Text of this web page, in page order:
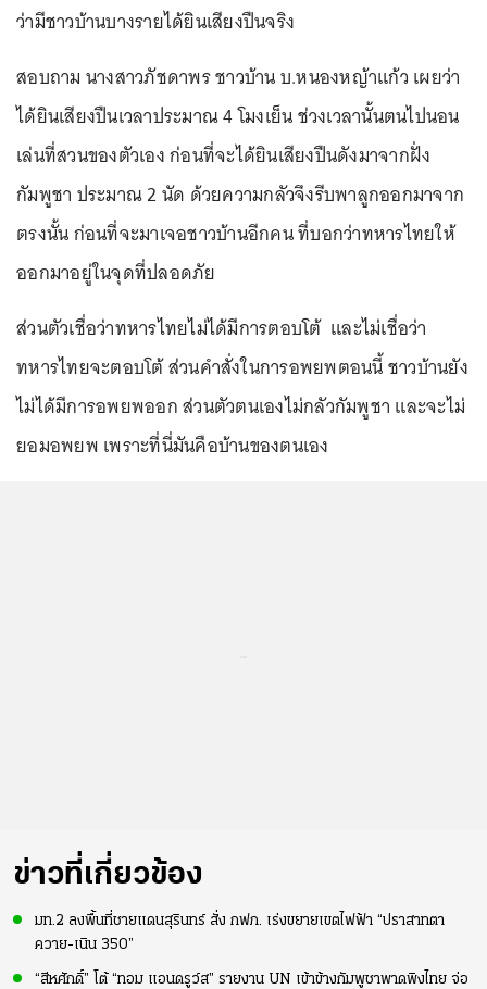
ว่ามีชาวบ้านบางรายได้ยินเสียงปืนจริง
สอบถาม นางสาวภัชดาพร ชาวบ้าน บ.หนองหญ้าแก้ว เผยว่า
ได้ยินเสียงปืนเวลาประมาณ 4 โมงเย็น ช่วงเวลานั้นตนไปนอน
เล่นที่สวนของตัวเอง ก่อนที่จะได้ยินเสียงปืนดังมาจากฝั่ง
กัมพูชา ประมาณ 2 นัด ด้วยความกลัวจึงรีบพาลูกออกมาจาก
ตรงนั้น ก่อนที่จะมาเจอชาวบ้านอีกคน ที่บอกว่าทหารไทยให้
ออกมาอยู่ในจุดที่ปลอดภัย
ส่วนตัวเชื่อว่าทหารไทยไม่ได้มีการตอบโต้ และไม่เชื่อว่า
ทหารไทยจะตอบโต้ ส่วนคำสั่งในการอพยพตอนนี้ ชาวบ้านยัง
ไม่ได้มีการอพยพออก ส่วนตัวตนเองไม่กลัวกัมพูชา และจะไม่
ยอมอพยพ เพราะที่นี่มันคือบ้านของตนเอง
ข่าวที่เกี่ยวข้อง
มท.2 ลงพื้นที่ชายแดนสุรินทร์ สั่ง กฟภ. เร่งขยายเขตไฟฟ้า “ปราสาทตา
ควาย-เนิน 350”
“สีหศักดิ์” โต้ “ทอม แอนดรูว์ส” รายงาน UN เข้าข้างกัมพูชาพาดพิงไทย จ่อ